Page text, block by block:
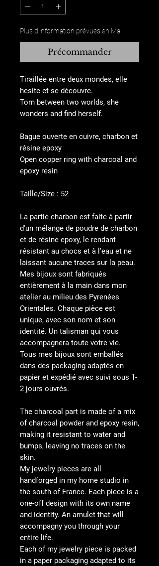
Plus d'information prévues en Mai
Précommander
Tiraillée entre deux mondes, elle
hesite et se découvre.
Torn between two worlds, she
wonders and find herself.
Bague ouverte en cuivre, charbon et
résine epoxy
Open copper ring with charcoal and
epoxy resin
Taille/Size : 52
La partie charbon est faite à partir
d'un mélange de poudre de charbon
et de résine epoxy, le rendant
résistant au chocs et à l'eau et ne
laissant aucune traces sur la peau.
Mes bijoux sont fabriqués
entièrement à la main dans mon
atelier au milieu des Pyrenées
Orientales. Chaque pièce est
unique, avec son nom et son
identité. Un talisman qui vous
accompagnera toute votre vie.
Tous mes bijoux sont emballés
dans des packaging adaptés en
papier et expédié avec suivi sous 1-
2 jours ouvrés.
The charcoal part is made of a mix
of charcoal powder and epoxy resin,
making it resistant to water and
bumps, leaving no traces on the
skin.
My jewelry pieces are all
handforged in my home studio in
the south of France. Each piece is a
one-off design with its own name
and identity. An amulet that will
accompagny you through your
entire life.
Each of my jewelry piece is packed
in a paper packaging adapted to its